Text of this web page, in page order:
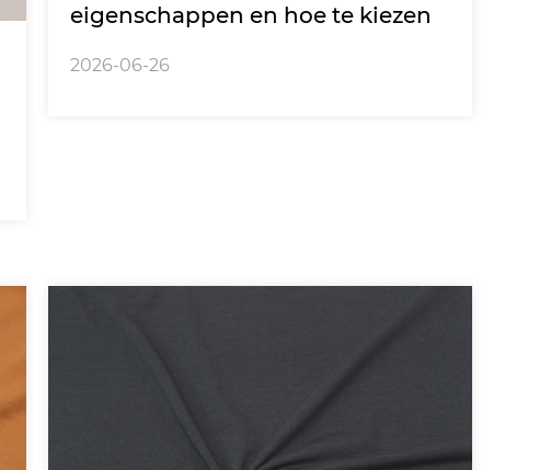
eigenschappen en hoe te kiezen
2026-06-26